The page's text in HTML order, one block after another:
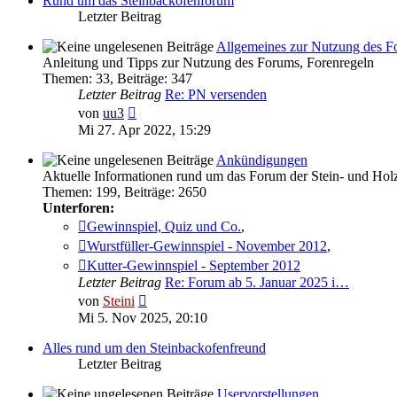
Letzter Beitrag
Allgemeines zur Nutzung des
Anleitung und Tipps zur Nutzung des Forums, Forenregeln
Themen: 33, Beiträge: 347
Letzter Beitrag Re: PN versenden
von uu3
Beitrag
Mi 27. Apr 2022, 15:29
Ankündigungen
Aktuelle Informationen rund um das Forum der Stein- und
Themen: 199, Beiträge: 2650
Unterforen:
Gewinnspiel, Quiz und Co.,
Wurstfüller-Gewinnspiel - November 2012,
Kutter-Gewinnspiel - September 2012
Letzter Beitrag Re: Forum ab 5. Januar 2025 i…
von Steini
Beitrag
Mi 5. Nov 2025, 20:10
Alles rund um den Steinbackofenfreund
Letzter Beitrag
Uservorstellungen